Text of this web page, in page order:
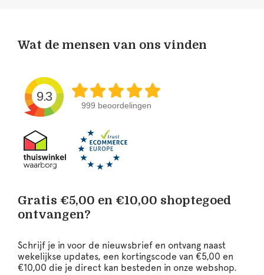
Wat de mensen van ons vinden
9.3
999 beoordelingen
Gratis €5,00 en €10,00 shoptegoed
ontvangen?
Schrijf je in voor de nieuwsbrief en ontvang naast
wekelijkse updates, een kortingscode van €5,00 en
€10,00 die je direct kan besteden in onze webshop.